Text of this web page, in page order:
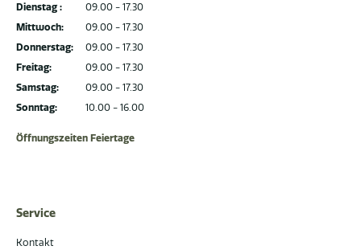
Dienstag :
Mittwoch:
Donnerstag:
Freitag:
Samstag:
Sonntag:
09.00 - 17.30
09.00 - 17.30
09.00 - 17.30
09.00 - 17.30
09.00 - 17.30
10.00 - 16.00
Öffnungszeiten Feiertage
Service
Kontakt